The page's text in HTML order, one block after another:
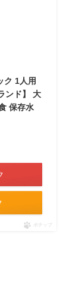
ク 1人用
ンド】 大
保存水
ポチップ